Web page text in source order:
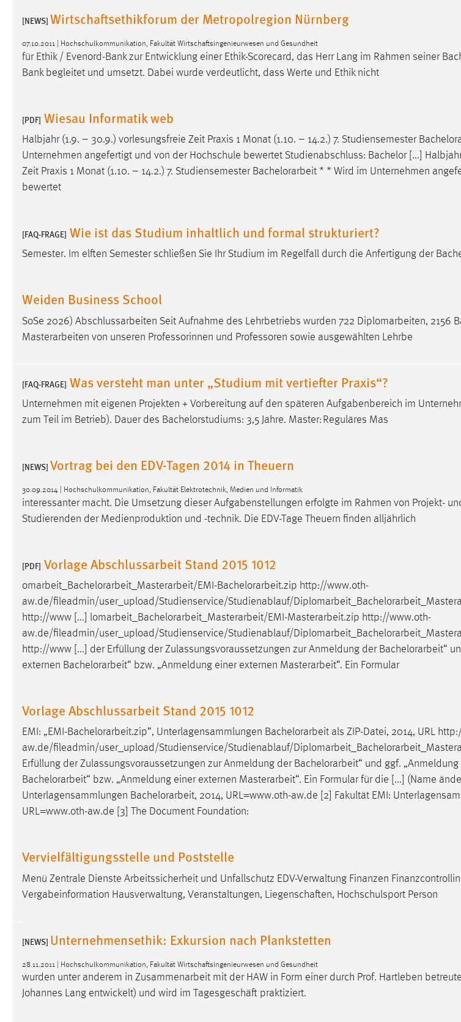
[NEWS] Wirtschaftsethikforum der Metropolregion Nürnberg
07.10.2011 | Hochschulkommunikation, Fakultät Wirtschaftsingenieurwesen und Gesundheit
für Ethik / Evenord-Bank zur Entwicklung einer Ethik-Scorecard, das Herr Lang im Rahmen seiner
Bank begleitet und umsetzt. Dabei wurde verdeutlicht, dass Werte und Ethik nicht
[PDF] Wiesau Informatik web
Halbjahr (1.9. – 30.9.) vorlesungsfreie Zeit Praxis 1 Monat (1.10. – 14.2.) 7. Studiensemester
Unternehmen angefertigt und von der Hochschule bewertet Studienabschluss: Bachelor [...]
Zeit Praxis 1 Monat (1.10. – 14.2.) 7. Studiensemester Bachelorarbeit * * Wird im Unternehmen
bewertet
[FAQ-FRAGE] Wie ist das Studium inhaltlich und formal strukturiert?
Semester. Im elften Semester schließen Sie Ihr Studium im Regelfall durch die Anfertigung der
Weiden Business School
SoSe 2026) Abschlussarbeiten Seit Aufnahme des Lehrbetriebs wurden 722 Diplomarbeiten, 2156
Masterarbeiten von unseren Professorinnen und Professoren sowie ausgewählten Lehrbe
[FAQ-FRAGE] Was versteht man unter „Studium mit vertiefter Praxis“?
Unternehmen mit eigenen Projekten + Vorbereitung auf den späteren Aufgabenbereich im
zum Teil im Betrieb). Dauer des Bachelorstudiums: 3,5 Jahre. Master: Reguläres Mas
[NEWS] Vortrag bei den EDV-Tagen 2014 in Theuern
30.09.2014 | Hochschulkommunikation, Fakultät Elektrotechnik, Medien und Informatik
interessanter macht. Die Umsetzung dieser Aufgabenstellungen erfolgte im Rahmen von Projekt-
Studierenden der Medienproduktion und -technik. Die EDV-Tage Theuern finden alljährlich
[PDF] Vorlage Abschlussarbeit Stand 2015 1012
omarbeit_
Bachelorarbeit _Masterarbeit/EMI-Bachelorarbeit.zip http://www.oth-
aw.de/fileadmin/user_upload/Studienservice/Studienablauf/Diplomarbeit_
Bachelorarbeit
http://www [...] lomarbeit_
Bachelorarbeit _Masterarbeit/EMI-Masterarbeit.zip http://www.oth-
aw.de/fileadmin/user_upload/Studienservice/Studienablauf/Diplomarbeit_
Bachelorarbeit
http://www [...] der Erfüllung der Zulassungsvoraussetzungen zur Anmeldung der Bachelorarbeit“
externen Bachelorarbeit“ bzw. „Anmeldung einer externen Masterarbeit“. Ein Formular
Vorlage Abschlussarbeit Stand 2015 1012
EMI: „EMI-Bachelorarbeit.zip“, Unterlagensammlungen Bachelorarbeit als ZIP-Datei, 2014, URL
aw.de/fileadmin/user_upload/Studienservice/Studienablauf/Diplomarbeit_
Bachelorarbeit
Erfüllung der Zulassungsvoraussetzungen zur Anmeldung der Bachelorarbeit“ und ggf.
Bachelorarbeit“ bzw. „Anmeldung einer externen Masterarbeit“. Ein Formular für die [...] (Name
Unterlagensammlungen Bachelorarbeit, 2014, URL=www.oth-aw.de [2] Fakultät EMI:
URL=www.oth-aw.de [3] The Document Foundation:
Vervielfältigungsstelle und Poststelle
Menü Zentrale Dienste Arbeitssicherheit und Unfallschutz EDV-Verwaltung Finanzen
Vergabeinformation Hausverwaltung, Veranstaltungen, Liegenschaften, Hochschulsport Person
[NEWS] Unternehmensethik: Exkursion nach Plankstetten
28.11.2011 | Hochschulkommunikation, Fakultät Wirtschaftsingenieurwesen und Gesundheit
wurden unter anderem in Zusammenarbeit mit der HAW in Form einer durch Prof. Hartleben
Johannes Lang entwickelt) und wird im Tagesgeschäft praktiziert.
Cookie Laufzeit: Max. 13 Monate
MARKETING
Sie tun dies, indem sie Besucher über Websites
hinweg verfolgen.
Google Ads
Name:
Zweck: Conversion-Tracking
Cookie Laufzeit: 3 Monate
Facebook Pixel
Name: _fbp
Anbieter: Facebook
Cookie Laufzeit: 3 Monate
Plattformen anzeigen zu können, werden von diesen
externen Medien Cookies gesetzt.
YouTube